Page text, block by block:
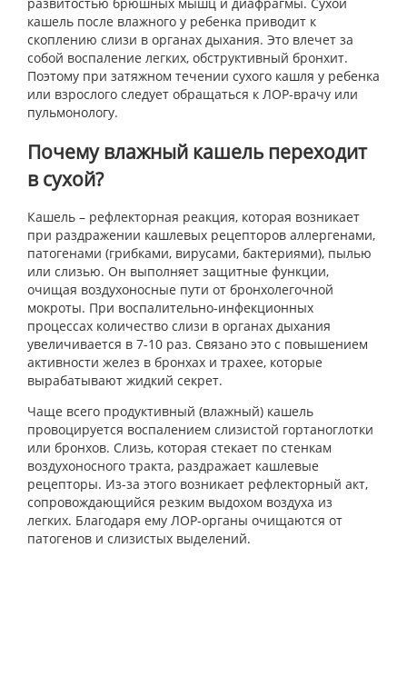
кашель после влажного у ребенка приводит к
скоплению слизи в органах дыхания. Это влечет за
собой воспаление легких, обструктивный бронхит.
Поэтому при затяжном течении сухого кашля у ребенка
или взрослого следует обращаться к ЛОР-врачу или
пульмонологу.
Почему влажный кашель переходит
в сухой?
Кашель – рефлекторная реакция, которая возникает
при раздражении кашлевых рецепторов аллергенами,
патогенами (грибками, вирусами, бактериями), пылью
или слизью. Он выполняет защитные функции,
очищая воздухоносные пути от бронхолегочной
мокроты. При воспалительно-инфекционных
процессах количество слизи в органах дыхания
увеличивается в 7-10 раз. Связано это с повышением
активности желез в бронхах и трахее, которые
вырабатывают жидкий секрет.
Чаще всего продуктивный (влажный) кашель
провоцируется воспалением слизистой гортаноглотки
или бронхов. Слизь, которая стекает по стенкам
воздухоносного тракта, раздражает кашлевые
рецепторы. Из-за этого возникает рефлекторный акт,
сопровождающийся резким выдохом воздуха из
легких. Благодаря ему ЛОР-органы очищаются от
патогенов и слизистых выделений.